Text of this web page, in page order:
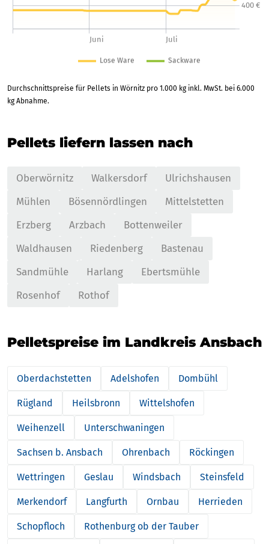
Durchschnittspreise für Pellets in Wörnitz pro 1.000 kg inkl. MwSt. bei 6.000
kg Abnahme.
Pellets liefern lassen nach
Oberwörnitz Walkersdorf
Ulrichshausen
Mühlen
Bösennördlingen
Mittelstetten
Erzberg
Arzbach
Bottenweiler
Waldhausen
Riedenberg
Bastenau
Sandmühle
Harlang
Ebertsmühle
Rosenhof
Rothof
Pelletspreise im Landkreis Ansbach
Oberdachstetten Adelshofen Dombühl
Rügland Heilsbronn Wittelshofen
Weihenzell Unterschwaningen
Sachsen b. Ansbach Ohrenbach Röckingen
Wettringen Geslau Windsbach Steinsfeld
Merkendorf Langfurth Ornbau Herrieden
Schopfloch Rothenburg ob der Tauber